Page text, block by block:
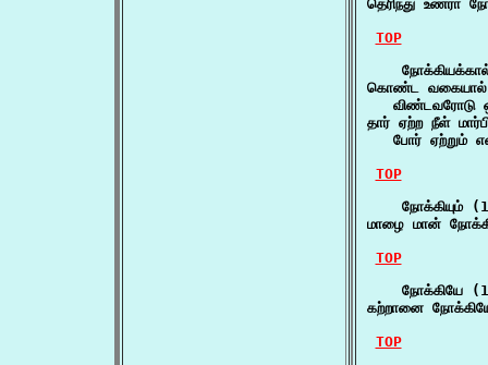
தெரிந்து உணரா
TOP
கொண்ட வகையால்
விண்டவரோடு
தார் ஏற்ற நீள்
போர் ஏற்றும்
TOP
நோக்கியும்
மாழை மான்
TOP
நோக்கியே
கற்றானை
TOP